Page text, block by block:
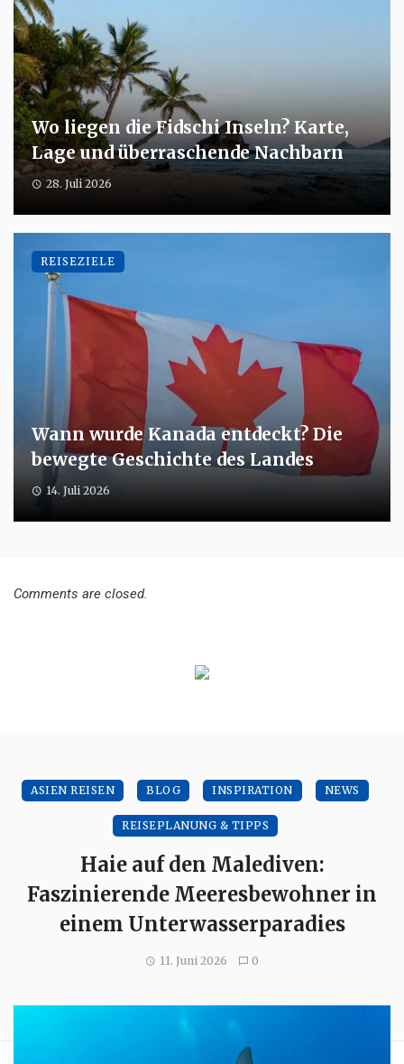
Wo liegen die Fidschi Inseln? Karte,
Lage und überraschende Nachbarn
28. Juli 2026
Wann wurde Kanada entdeckt? Die
bewegte Geschichte des Landes
14. Juli 2026
REISEZIELE
Comments are closed.
ASIEN REISEN BLOG INSPIRATION NEWS
REISEPLANUNG & TIPPS
Haie auf den Malediven:
Faszinierende Meeresbewohner in
einem Unterwasserparadies
11. Juni 2026 0